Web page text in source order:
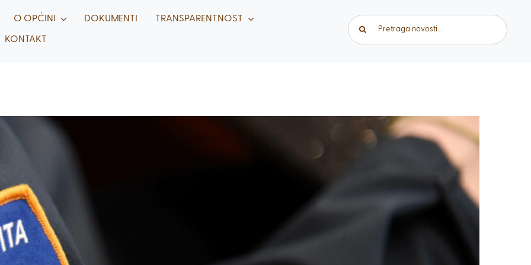
O OPĆINI DOKUMENTI TRANSPARENTNOST
KONTAKT
Traži...